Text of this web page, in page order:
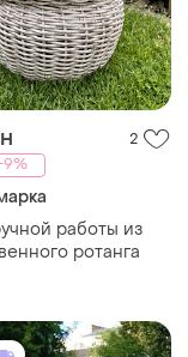
2
работы из
ротанга